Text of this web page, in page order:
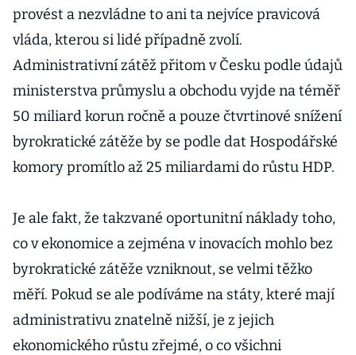
provést a nezvládne to ani ta nejvíce pravicová
vláda, kterou si lidé případně zvolí.
Administrativní zátěž přitom v Česku podle údajů
ministerstva průmyslu a obchodu vyjde na téměř
50 miliard korun ročně a pouze čtvrtinové snížení
byrokratické zátěže by se podle dat Hospodářské
komory promítlo až 25 miliardami do růstu HDP.
Je ale fakt, že takzvané oportunitní náklady toho,
co v ekonomice a zejména v inovacích mohlo bez
byrokratické zátěže vzniknout, se velmi těžko
měří. Pokud se ale podíváme na státy, které mají
administrativu znatelně nižší, je z jejich
ekonomického růstu zřejmé, o co všichni